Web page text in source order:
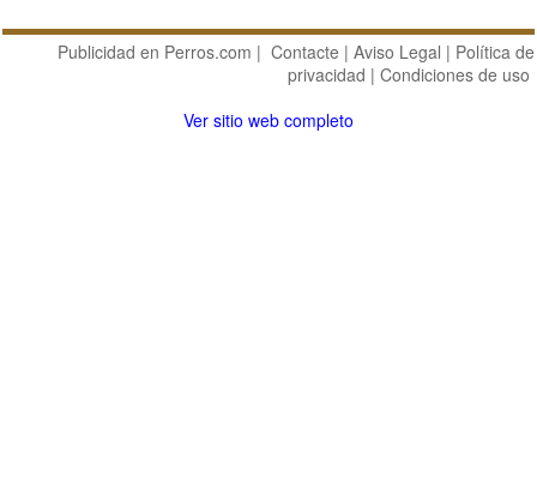
Publicidad en Perros.com | Contacte | Aviso Legal | Política de
privacidad | Condiciones de uso
Ver sitio web completo